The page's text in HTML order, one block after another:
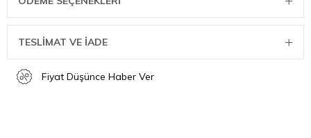
TESLİMAT VE İADE
Fiyat Düşünce Haber Ver